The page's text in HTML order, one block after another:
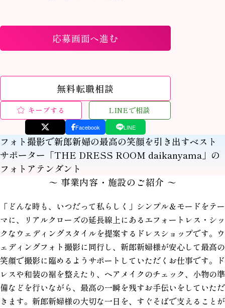
応募画面へ進む
無料転職相談
キープする LINEで相談
Facebook LINE
フォト撮影で新郎新婦の最高の笑顔を引き出すベスト
サポーター「THE DRESS ROOM daikanyama」の
フォトアテンダント
〜 事業内容・施設のご紹介 〜
「どんな時も、いつだって私らしく」シンプル＆モードをテー
マに、リアルクローズの延長線上にあるエフォートレス・シッ
クなウェディングスタイルを提案するドレスショップです。 ウ
ェディングフォト撮影に同行し、新郎新婦様が安心して最高の
笑顔で撮影に臨めるようサポートしていただくお仕事です。ド
レスや和装の裾を整えたり、ヘアメイクのチェック、小物の準
備などを行いながら、最高の一瞬を残すお手伝いをしていただ
きます。新郎新婦様の大切な一日を、すぐそばで支えることが